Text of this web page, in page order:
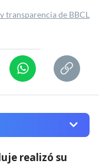
transparencia de BBCL
realizó su